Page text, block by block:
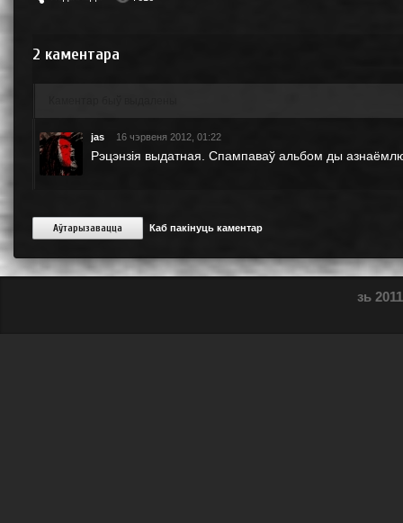
2 каментара
jas 16 чэрвеня 2012, 01:22
Рэцэнзія выдатная. Спампаваў альбом ды
Аўтарызавацца Каб пакінуць каментар
зь 2011